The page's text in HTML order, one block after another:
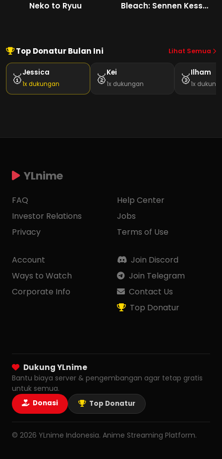
Neko to Ryuu Bleach: Sennen Kessen-hen - Kashin-tan
Top Donatur Bulan Ini Lihat Semua
🥇Jessica
1x dukungan 🥈Kei
1x dukungan 🥉Ilham
1x
YLnime
FAQ
Investor Relations
Privacy
Help Center
Jobs
Terms of Use
Account
Ways to Watch
Corporate Info
Join Discord
Join Telegram
Contact Us
Top Donatur
Dukung YLnime
Bantu biaya server & pengembangan agar tetap gratis
untuk semua.
Donasi Top Donatur
© 2026 YLnime Indonesia. Anime Streaming Platform.